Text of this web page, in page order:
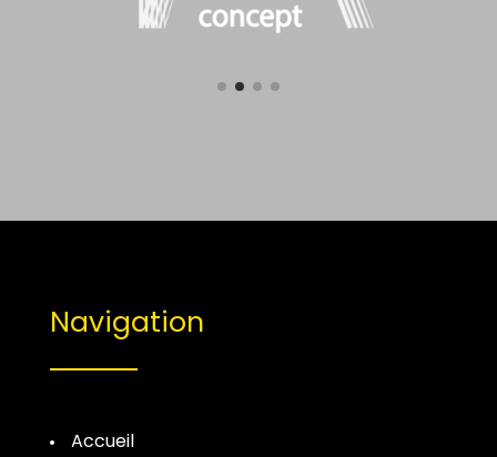
Navigation
Accueil